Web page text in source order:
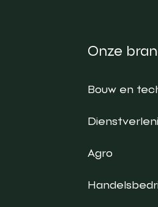
Onze
Bouw en
Agro